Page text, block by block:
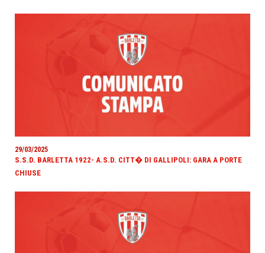
29/03/2025
S.S.D. BARLETTA 1922- A.S.D. CITT� DI GALLIPOLI: GARA A PORTE
CHIUSE